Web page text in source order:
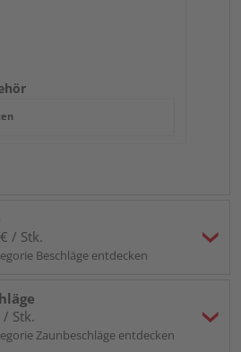
/ Stk.
Beschläge entdecken
Stk.
Zaunbeschläge entdecken